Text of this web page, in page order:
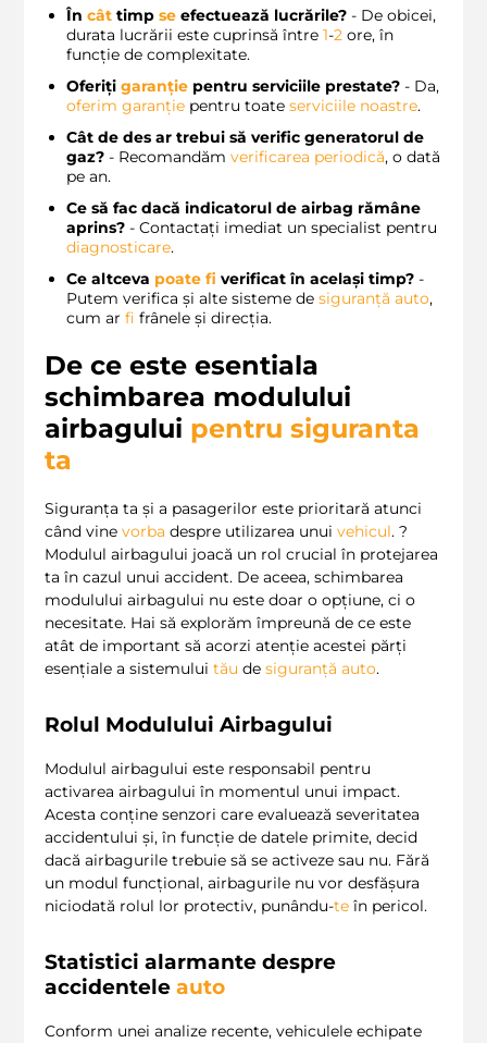
În cât timp se efectuează lucrările? - De obicei,
durata lucrării este cuprinsă între 1-2 ore, în
funcție de complexitate.
Oferiți garanție pentru serviciile prestate? - Da,
oferim garanție pentru toate serviciile noastre.
Cât de des ar trebui să verific generatorul de
gaz? - Recomandăm verificarea periodică, o dată
pe an.
Ce să fac dacă indicatorul de airbag rămâne
aprins? - Contactați imediat un specialist pentru
diagnosticare.
Ce altceva poate fi verificat în același timp? -
Putem verifica și alte sisteme de siguranță auto,
cum ar fi frânele și direcția.
De ce este esentiala
schimbarea modulului
airbagului pentru siguranta
ta
Siguranța ta și a pasagerilor este prioritară atunci
când vine vorba despre utilizarea unui vehicul. ?️
Modulul airbagului joacă un rol crucial în protejarea
ta în cazul unui accident. De aceea, schimbarea
modulului airbagului nu este doar o opțiune, ci o
necesitate. Hai să explorăm împreună de ce este
atât de important să acorzi atenție acestei părți
esențiale a sistemului tău de siguranță auto.
Rolul Modulului Airbagului
Modulul airbagului este responsabil pentru
activarea airbagului în momentul unui impact.
Acesta conține senzori care evaluează severitatea
accidentului și, în funcție de datele primite, decid
dacă airbagurile trebuie să se activeze sau nu. Fără
un modul funcțional, airbagurile nu vor desfășura
niciodată rolul lor protectiv, punându-te în pericol.
Statistici alarmante despre
accidentele auto
Conform unei analize recente, vehiculele echipate